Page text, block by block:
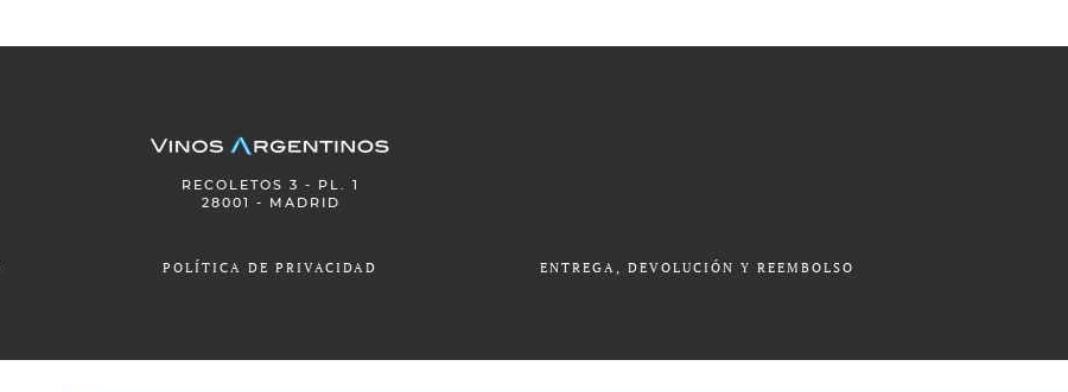
RECOLETOS 3 - PL. 1
28001 - MADRID
POLÍTICA DE PRIVACIDAD ENTREGA, DEVOLUCIÓN Y REEMBOLSO